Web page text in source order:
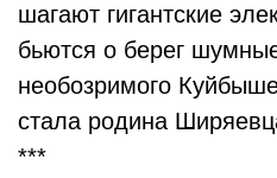
шагают гигантские
бьются о берег
необозримого
стала родина
***